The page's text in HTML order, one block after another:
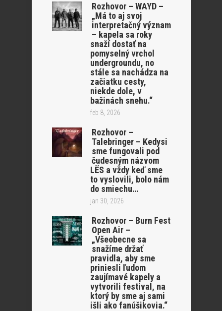
Rozhovor – WAYD –
„Má to aj svoj
interpretačný význam
– kapela sa roky
snaží dostať na
pomyselný vrchol
undergroundu, no
stále sa nachádza na
začiatku cesty,
niekde dole, v
bažinách snehu.“
feb 8, 2026
Rozhovor –
Talebringer – Kedysi
sme fungovali pod
čudesným názvom
LËS a vždy keď sme
to vyslovili, bolo nám
do smiechu…
jan 30, 2026
Rozhovor – Burn Fest
Open Air –
„Všeobecne sa
snažíme držať
pravidla, aby sme
priniesli ľudom
zaujímavé kapely a
vytvorili festival, na
ktorý by sme aj sami
išli ako fanúšikovia.“